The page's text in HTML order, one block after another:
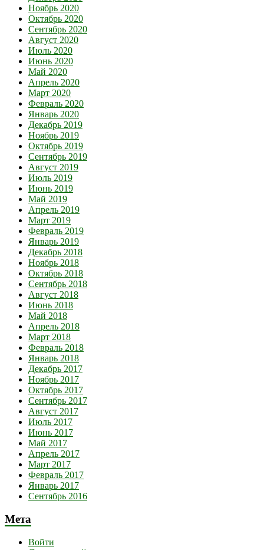
Ноябрь 2020
Октябрь 2020
Сентябрь 2020
Август 2020
Июль 2020
Июнь 2020
Май 2020
Апрель 2020
Март 2020
Февраль 2020
Январь 2020
Декабрь 2019
Ноябрь 2019
Октябрь 2019
Сентябрь 2019
Август 2019
Июль 2019
Июнь 2019
Май 2019
Апрель 2019
Март 2019
Февраль 2019
Январь 2019
Декабрь 2018
Ноябрь 2018
Октябрь 2018
Сентябрь 2018
Август 2018
Июнь 2018
Май 2018
Апрель 2018
Март 2018
Февраль 2018
Январь 2018
Декабрь 2017
Ноябрь 2017
Октябрь 2017
Сентябрь 2017
Август 2017
Июль 2017
Июнь 2017
Май 2017
Апрель 2017
Март 2017
Февраль 2017
Январь 2017
Сентябрь 2016
Мета
Войти